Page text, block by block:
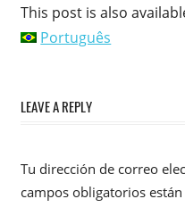
This post is also
Português
LEAVE A REPLY
Tu dirección de correo
campos obligatorios